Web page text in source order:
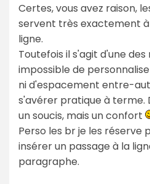
Certes, vous avez raison,
servent très exactement
ligne.
Toutefois il s'agit d'une
impossible de
ni d'espacement entre-
s'avérer pratique à terme.
un soucis, mais un confort
Perso les br je les
insérer un passage à la
paragraphe.